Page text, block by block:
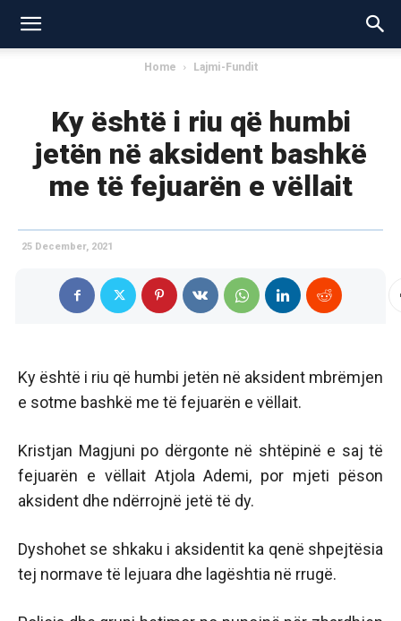
Home Lajmi-Fundit
Ky është i riu që humbi
jetën në aksident bashkë
me të fejuarën e vëllait
25 December, 2021
Ky është i riu që humbi jetën në aksident mbrëmjen
e sotme bashkë me të fejuarën e vëllait.
Kristjan Magjuni po dërgonte në shtëpinë e saj të
fejuarën e vëllait Atjola Ademi, por mjeti pëson
aksident dhe ndërrojnë jetë të dy.
Dyshohet se shkaku i aksidentit ka qenë shpejtësia
tej normave të lejuara dhe lagështia në rrugë.